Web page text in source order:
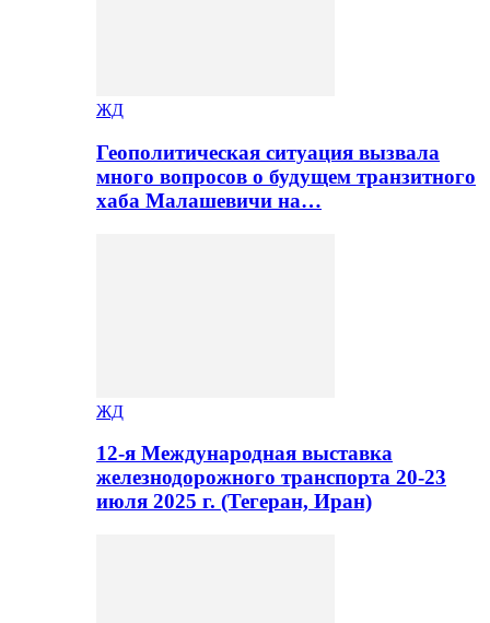
ЖД
Геополитическая ситуация вызвала
много вопросов о будущем транзитного
хаба Малашевичи на…
ЖД
12-я Международная выставка
железнодорожного транспорта 20-23
июля 2025 г. (Тегеран, Иран)